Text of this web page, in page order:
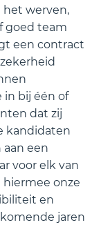
het werven,
goed team
een contract
in bij één of
dat zij
kandidaten
een
voor elk van
hiermee onze
en
jaren